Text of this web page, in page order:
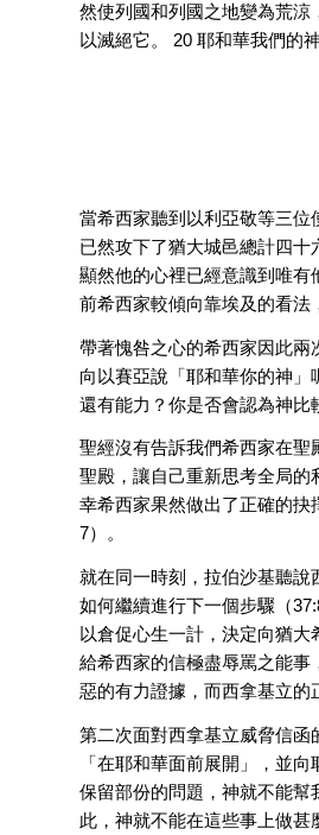
然使列國和列國之地變為荒
以滅絕它。 20 耶和華我們的
當希西家聽到以利亞敬等三位
已然攻下了猶大城邑總計四十
顯然他的心裡已經意識到唯
前希西家較傾向靠埃及的看法
帶著愧咎之心的希西家因此兩
向以賽亞說「耶和華你的神
還有能力？你是否會認為神比
聖經沒有告訴我們希西家在
聖殿，讓自己重新思考全局
幸希西家果然做出了正確的抉
7）。
就在同一時刻，拉伯沙基聽
如何繼續進行下一個步驟（
以倉促心生一計，決定向猶
給希西家的信極盡辱罵之能
惡的有力證據，而西拿基立的
第二次面對西拿基立威脅信
「在耶和華面前展開」，並
保留部份的問題，神就不能
此，神就不能在這些事上做甚